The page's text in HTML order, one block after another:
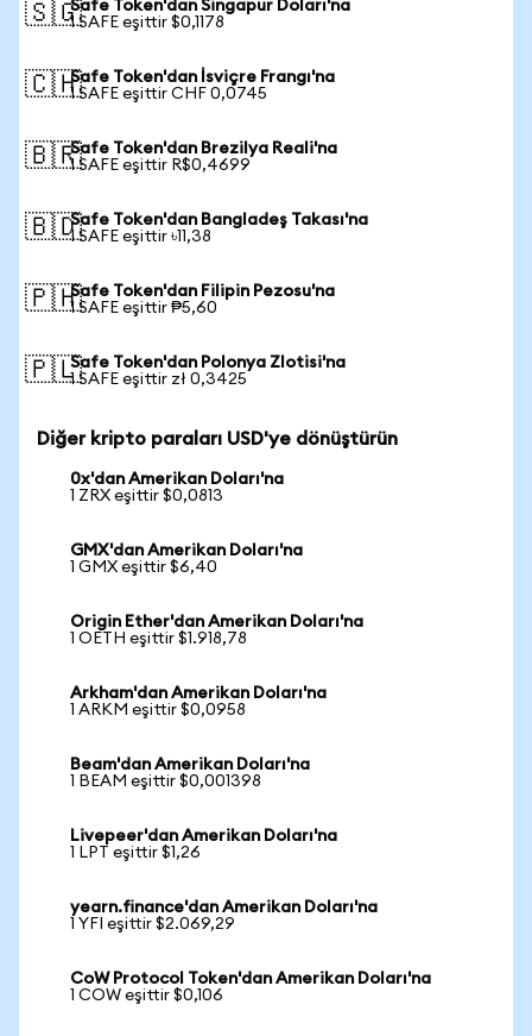
🇸🇬Safe Token'dan Singapur Doları'na
1 SAFE eşittir $0,1178
🇨🇭Safe Token'dan İsviçre Frangı'na
1 SAFE eşittir CHF 0,0745
🇧🇷Safe Token'dan Brezilya Reali'na
1 SAFE eşittir R$0,4699
🇧🇩Safe Token'dan Bangladeş Takası'na
1 SAFE eşittir ৳11,38
🇵🇭Safe Token'dan Filipin Pezosu'na
1 SAFE eşittir ₱5,60
🇵🇱Safe Token'dan Polonya Zlotisi'na
1 SAFE eşittir zł 0,3425
Diğer kripto paraları USD'ye dönüştürün
0x'dan Amerikan Doları'na
1 ZRX eşittir $0,0813
GMX'dan Amerikan Doları'na
1 GMX eşittir $6,40
Origin Ether'dan Amerikan Doları'na
1 OETH eşittir $1.918,78
Arkham'dan Amerikan Doları'na
1 ARKM eşittir $0,0958
Beam'dan Amerikan Doları'na
1 BEAM eşittir $0,001398
Livepeer'dan Amerikan Doları'na
1 LPT eşittir $1,26
yearn.finance'dan Amerikan Doları'na
1 YFI eşittir $2.069,29
CoW Protocol Token'dan Amerikan Doları'na
1 COW eşittir $0,106